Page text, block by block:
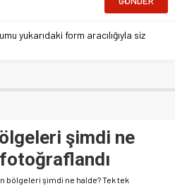
yukarıdaki form aracılığıyla siz
şimdi ne
bölgeleri şimdi ne halde? Tek tek